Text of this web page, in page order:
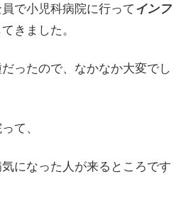
で小児科病院に行って インフ
きました。
ったので、なかなか大変でし
て、
になった人が来るところです